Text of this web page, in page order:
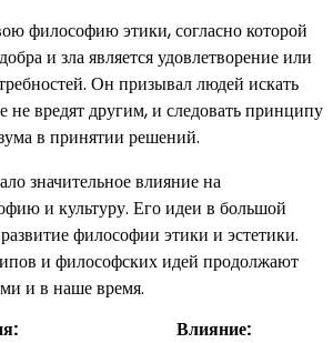
философию этики, согласно которой
и зла является удовлетворение или
Он призывал людей искать
не вредят другим, и следовать принципу
в принятии решений.
значительное влияние на
и культуру. Его идеи в большой
философии этики и эстетики.
и философских идей продолжают
и в наше время.
Влияние: